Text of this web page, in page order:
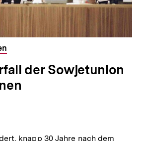
der Sowjetunion
knapp 30 Jahre nach dem